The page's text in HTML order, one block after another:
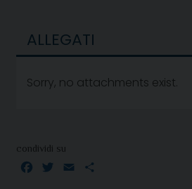
ALLEGATI
Sorry, no attachments exist.
condividi su
Facebook
TwitterEmail